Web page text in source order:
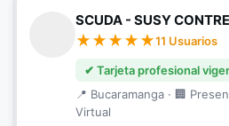
SCUDA - SUSY
11 Usuarios
✔ Tarjeta profesional
📍 Bucaramanga · 🏢
Virtual